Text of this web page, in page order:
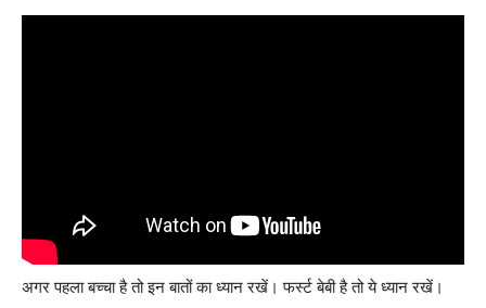
अगर पहला बच्चा है तो इन बातों का ध्यान रखें। फर्स्ट बेबी है तो ये ध्यान रखें।